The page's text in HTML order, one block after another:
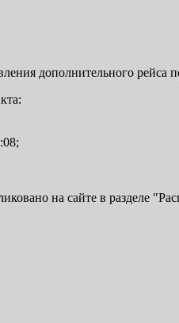
дополнительного
на сайте в разделе